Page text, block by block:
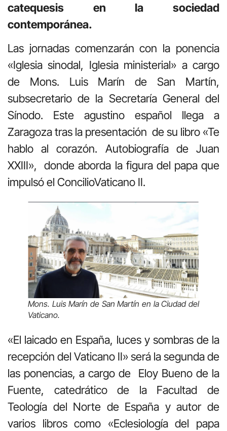
catequesis en la sociedad
contemporánea.
Las jornadas comenzarán con la ponencia
«Iglesia sinodal, Iglesia ministerial» a cargo
de Mons. Luis Marín de San Martín,
subsecretario de la Secretaría General del
Sínodo. Este agustino español llega a
Zaragoza tras la presentación de su libro «Te
hablo al corazón. Autobiografía de Juan
XXIII», donde aborda la figura del papa que
impulsó el ConcilioVaticano II.
Mons. Luis Marín de San Martín en la Ciudad del
Vaticano.
«El laicado en España, luces y sombras de la
recepción del Vaticano II» será la segunda de
las ponencias, a cargo de Eloy Bueno de la
Fuente, catedrático de la Facultad de
Teología del Norte de España y autor de
varios libros como «Eclesiología del papa